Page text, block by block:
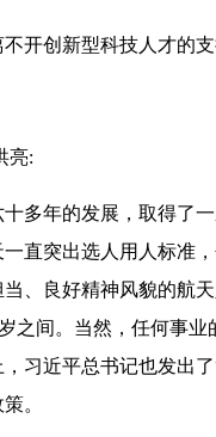
开创新型科技人才的
亮:
多年的发展，取得了
直突出选人用人标准
、良好精神风貌的航
之间。当然，任何事
习近平总书记也发出
。